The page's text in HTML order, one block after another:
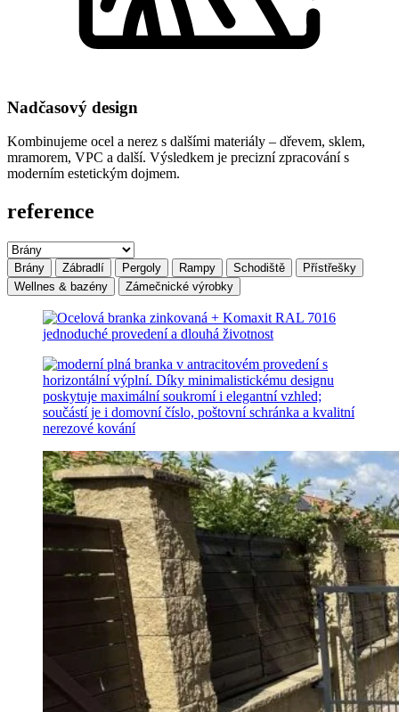
Nadčasový design
Kombinujeme ocel a nerez s dalšími materiály – dřevem, sklem,
mramorem, VPC a další. Výsledkem je precizní zpracování s
moderním estetickým dojmem.
reference
Brány Zábradlí Pergoly Rampy Schodiště
Přístřešky
Wellnes & bazény
Zámečnické výrobky